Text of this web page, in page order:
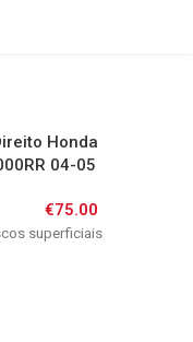
Honda
04-05
€75.00
superficiais